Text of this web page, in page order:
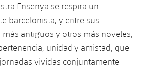
Ensenya se respira un
barcelonista, y entre sus
antiguos y otros más noveles,
unidad y amistad, que
vividas conjuntamente